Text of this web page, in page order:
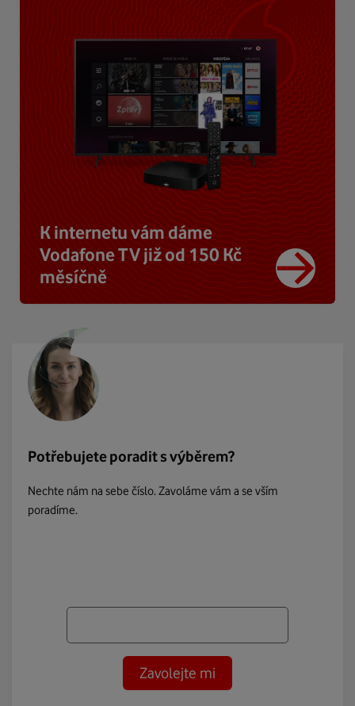
K internetu vám dáme
Vodafone TV již od 150 Kč
měsíčně
Potřebujete poradit s výběrem?
Nechte nám na sebe číslo. Zavoláme vám a se vším
poradíme.
Zavolejte mi